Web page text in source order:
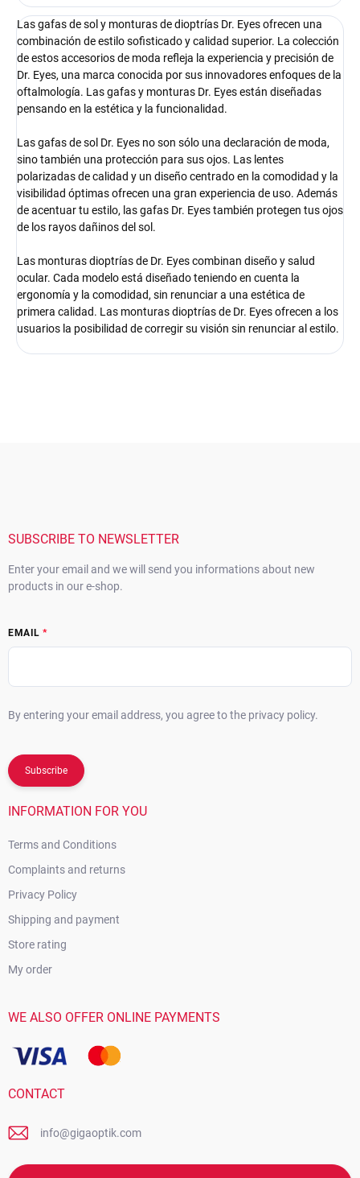
Las gafas de sol y monturas de dioptrías Dr. Eyes ofrecen una
combinación de estilo sofisticado y calidad superior. La colección
de estos accesorios de moda refleja la experiencia y precisión de
Dr. Eyes, una marca conocida por sus innovadores enfoques de la
oftalmología. Las gafas y monturas Dr. Eyes están diseñadas
pensando en la estética y la funcionalidad.
Las gafas de sol Dr. Eyes no son sólo una declaración de moda,
sino también una protección para sus ojos. Las lentes
polarizadas de calidad y un diseño centrado en la comodidad y la
visibilidad óptimas ofrecen una gran experiencia de uso. Además
de acentuar tu estilo, las gafas Dr. Eyes también protegen tus ojos
de los rayos dañinos del sol.
Las monturas dioptrías de Dr. Eyes combinan diseño y salud
ocular. Cada modelo está diseñado teniendo en cuenta la
ergonomía y la comodidad, sin renunciar a una estética de
primera calidad. Las monturas dioptrías de Dr. Eyes ofrecen a los
usuarios la posibilidad de corregir su visión sin renunciar al estilo.
SUBSCRIBE TO NEWSLETTER
Enter your email and we will send you informations about new
products in our e-shop.
EMAIL
By entering your email address, you agree to the privacy policy.
Subscribe
INFORMATION FOR YOU
Terms and Conditions
Complaints and returns
Privacy Policy
Shipping and payment
Store rating
My order
WE ALSO OFFER ONLINE PAYMENTS
CONTACT
info@gigaoptik.com